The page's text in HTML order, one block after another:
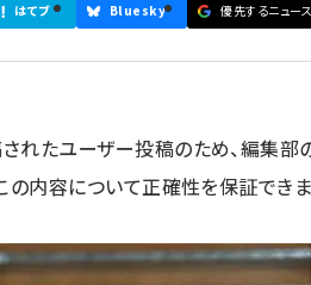
はてブ Bluesky 優先するニュー
れたユーザー投稿のため、編集部
の内容について正確性を保証できま